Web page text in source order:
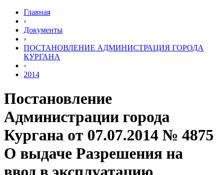
Главная
›
Документы
›
ПОСТАНОВЛЕНИЕ АДМИНИСТРАЦИЯ ГОРОДА
КУРГАНА
›
2014
Постановление
Администрации города
Кургана от 07.07.2014 № 4875
О выдаче Разрешения на